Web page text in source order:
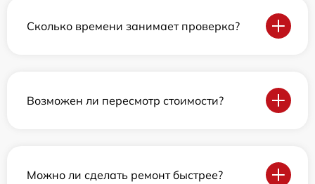
Сколько времени занимает проверка?
Возможен ли пересмотр стоимости?
Можно ли сделать ремонт быстрее?